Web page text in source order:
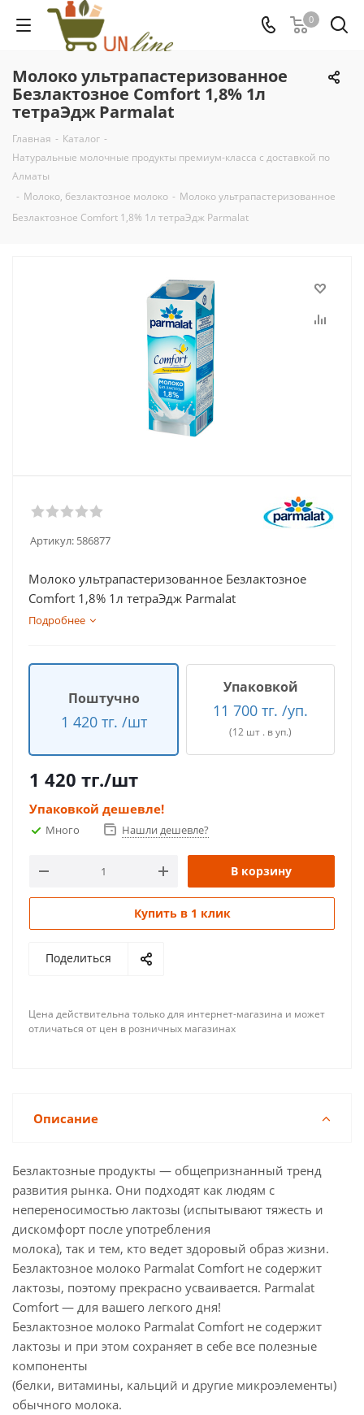
0
Молоко ультрапастеризованное
Безлактозное Comfort 1,8% 1л
тетраЭдж Parmalat
Главная - Каталог -
Натуральные молочные продукты премиум-класса с доставкой по
Алматы
- Молоко, безлактозное молоко - Молоко ультрапастеризованное
Безлактозное Comfort 1,8% 1л тетраЭдж Parmalat
Артикул: 586877
Молоко ультрапастеризованное Безлактозное
Comfort 1,8% 1л тетраЭдж Parmalat
Подробнее
Поштучно
1 420 тг. /шт
Упаковкой
11 700 тг. /уп.
(12 шт . в уп.)
1 420 тг./шт
Упаковкой дешевле!
Много Нашли дешевле?
В корзину
Купить в 1 клик
Поделиться
Цена действительна только для интернет-магазина и может
отличаться от цен в розничных магазинах
Описание
Безлактозные продукты — общепризнанный тренд
развития рынка. Они подходят как людям с
непереносимостью лактозы (испытывают тяжесть и
дискомфорт после употребления
молока), так и тем, кто ведет здоровый образ жизни.
Безлактозное молоко Parmalat Comfort не содержит
лактозы, поэтому прекрасно усваивается. Parmalat
Comfort — для вашего легкого дня!
Безлактозное молоко Parmalat Comfort не содержит
лактозы и при этом сохраняет в себе все полезные
компоненты
(белки, витамины, кальций и другие микроэлементы)
обычного молока.